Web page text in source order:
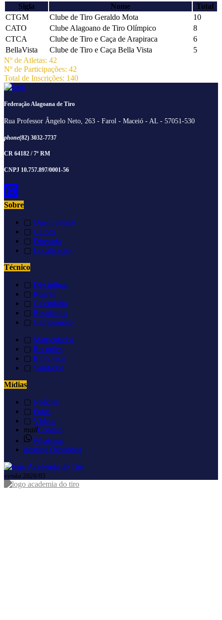
Sigla
Nome
Total
CTGM
Clube de Tiro Geraldo Mota
10
CATO
Clube Alagoano de Tiro Olímpico
8
CTCA
Clube de Tiro e Caça de Arapiraca
6
BellaVista
Clube de Tiro e Caça Bella Vista
5
Nº de Atletas: 42
Nº de Participações: 42
Total de Inscrições: 140
Federação Alagoana de Tiro
Rua Professor Ângelo Neto, 263 - Farol - Maceió - AL - 57051-530
phone(82) 3032-7737
CR 64182 / 7ª RM
CNPJ 10.757.897/0001-56
Sobre
▢ Quem Somos
▢ Clubes
▢ Diretoria
▢ Localização
Técnico
▢ Disciplinas
▢ Regras
▢ Calendário
▢ Resultados
▢ Campeonato
▢ Matriculados
▢ Recordes
▢ Biblioteca
▢ Validador
Mídias
▢ Notícias
▢ Fotos
▢ Vídeos
mailContato
Whatsapp
hearing Ouvidoria
versão 2026/05